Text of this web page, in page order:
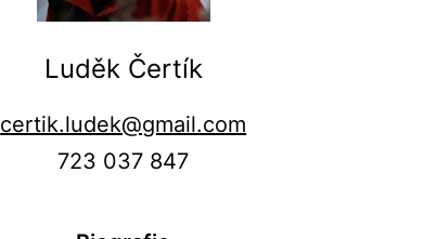
Luděk Čertík
certik.ludek@gmail.com
723 037 847